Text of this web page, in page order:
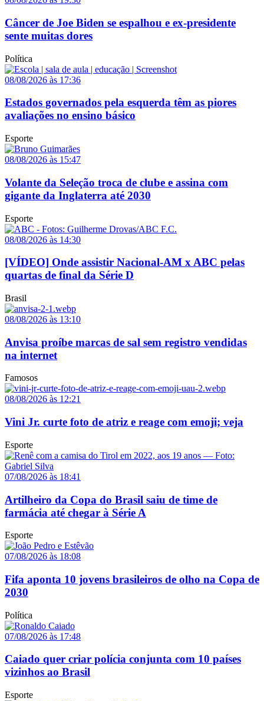
Câncer de Joe Biden se espalhou e ex-presidente
sente muitas dores
Política
08/08/2026 às 17:36
Estados governados pela esquerda têm as piores
avaliações no ensino básico
Esporte
08/08/2026 às 15:47
Volante da Seleção troca de clube e assina com
gigante da Inglaterra até 2030
Esporte
08/08/2026 às 14:30
[VÍDEO] Onde assistir Nacional-AM x ABC pelas
quartas de final da Série D
Brasil
08/08/2026 às 13:10
Anvisa proíbe marcas de sal sem registro vendidas
na internet
Famosos
08/08/2026 às 12:21
Vini Jr. curte foto de atriz e reage com emoji; veja
Esporte
07/08/2026 às 18:41
Artilheiro da Copa do Brasil saiu de time de
farmácia até chegar à Série A
Esporte
07/08/2026 às 18:08
Fifa aponta 10 jovens brasileiros de olho na Copa de
2030
Política
07/08/2026 às 17:48
Caiado quer criar polícia conjunta com 10 países
vizinhos ao Brasil
Esporte